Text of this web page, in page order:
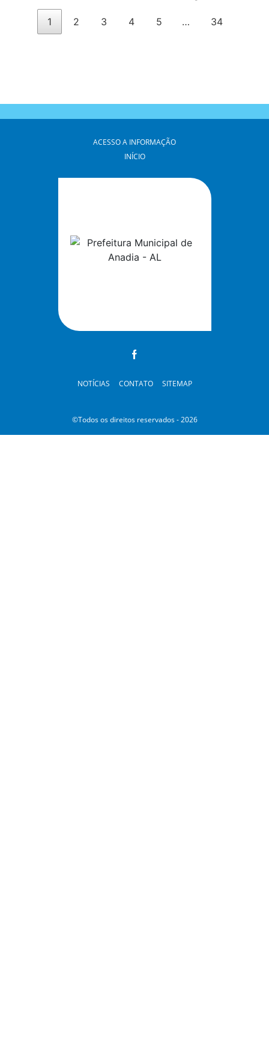
1 2 3 4 5 … 34
ACESSO A INFORMAÇÃO
INÍCIO
NOTÍCIAS CONTATO SITEMAP
©Todos os direitos reservados - 2026